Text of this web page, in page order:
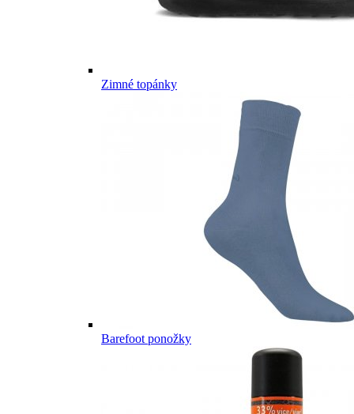
Zimné topánky
Barefoot ponožky